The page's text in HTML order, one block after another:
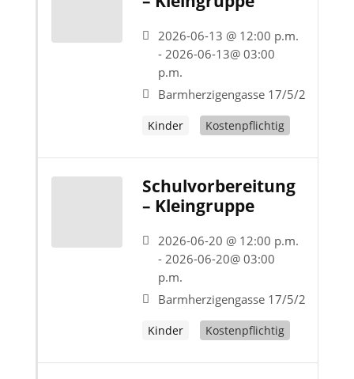
2026-06-13 @ 12:00 p.m.
- 2026-06-13@ 03:00
p.m.
Barmherzigengasse 17/5/2
Kinder Kostenpflichtig
Schulvorbereitung
– Kleingruppe
2026-06-20 @ 12:00 p.m.
- 2026-06-20@ 03:00
p.m.
Barmherzigengasse 17/5/2
Kinder Kostenpflichtig